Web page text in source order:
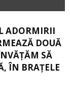
ADORMIRII
DOUĂ
SĂ
ÎN BRAŢELE